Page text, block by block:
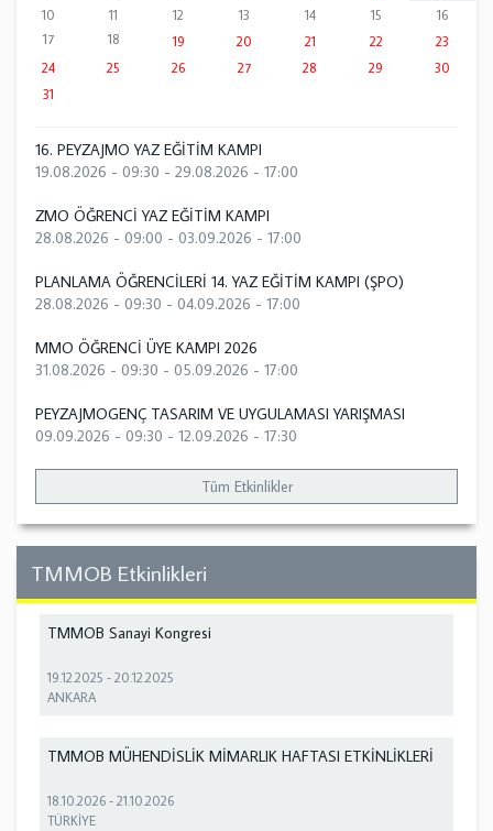
10
11 12 13 14 15
16
17
18 19 20 21 22
23
24
25 26 27 28 29
30
31
16. PEYZAJMO YAZ EĞİTİM KAMPI
19.08.2026 - 09:30 - 29.08.2026 - 17:00
ZMO ÖĞRENCİ YAZ EĞİTİM KAMPI
28.08.2026 - 09:00 - 03.09.2026 - 17:00
PLANLAMA ÖĞRENCİLERİ 14. YAZ EĞİTİM KAMPI (ŞPO)
28.08.2026 - 09:30 - 04.09.2026 - 17:00
MMO ÖĞRENCİ ÜYE KAMPI 2026
31.08.2026 - 09:30 - 05.09.2026 - 17:00
PEYZAJMOGENÇ TASARIM VE UYGULAMASI YARIŞMASI
09.09.2026 - 09:30 - 12.09.2026 - 17:30
Tüm Etkinlikler
TMMOB Etkinlikleri
TMMOB Sanayi Kongresi
19.12.2025 -20.12.2025
ANKARA
TMMOB MÜHENDİSLİK MİMARLIK HAFTASI ETKİNLİKLERİ
18.10.2026 -21.10.2026
TÜRKİYE